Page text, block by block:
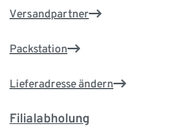
Versandpartner
Packstation
Lieferadresse ändern
Filialabholung